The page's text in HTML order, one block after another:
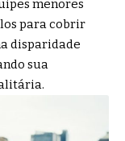
menores
para cobrir
disparidade
sua